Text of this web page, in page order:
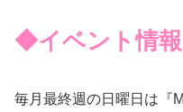
◆イベント情報
毎月最終週の日曜日は『